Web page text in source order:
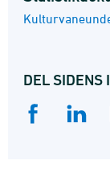
DEL SIDENS